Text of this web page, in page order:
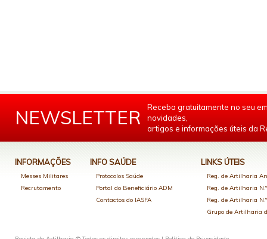
NEWSLETTER
Receba gratuitamente no seu
novidades,
artigos e informações úteis da
INFORMAÇÕES
Messes Militares
Recrutamento
INFO SAÚDE
Protocolos Saúde
Portal do Beneficiário ADM
Contactos do IASFA
LINKS ÚTEIS
Reg. de Artilharia
Reg. de Artilharia
Reg. de Artilharia
Grupo de Artilharia